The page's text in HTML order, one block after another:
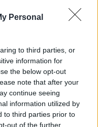
Personal
to third parties, or
information for
the below opt-out
note that after your
continue seeing
information utilized by
to third parties prior to
out of the further
kërkon
e
për të